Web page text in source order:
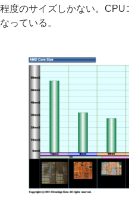
程度のサイズしかない。
なっている。